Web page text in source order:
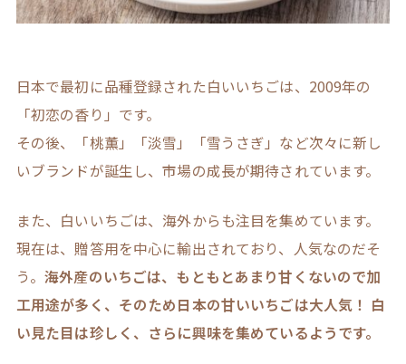
日本で最初に品種登録された白いいちごは、2009年の
「初恋の香り」です。
その後、「桃薫」「淡雪」「雪うさぎ」など次々に新し
いブランドが誕生し、市場の成長が期待されています。
また、白いいちごは、海外からも注目を集めています。
現在は、贈答用を中心に輸出されており、人気なのだそ
う。海外産のいちごは、もともとあまり甘くないので加
工用途が多く、そのため日本の甘いいちごは大人気！ 白
い見た目は珍しく、さらに興味を集めているようです。